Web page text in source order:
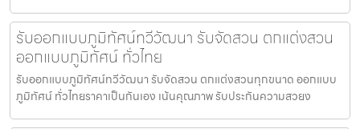
รับออกแบบภูมิทัศน์ทวีวัฒนา รับจัดสวน ตกแต่งสวน
ออกแบบภูมิทัศน์ ทั่วไทย
รับออกแบบภูมิทัศน์ทวีวัฒนา รับจัดสวน ตกแต่งสวนทุกขนาด ออกแบบ
ภูมิทัศน์ ทั่วไทยราคาเป็นกันเอง เน้นคุณภาพ รับประกันความสวยง